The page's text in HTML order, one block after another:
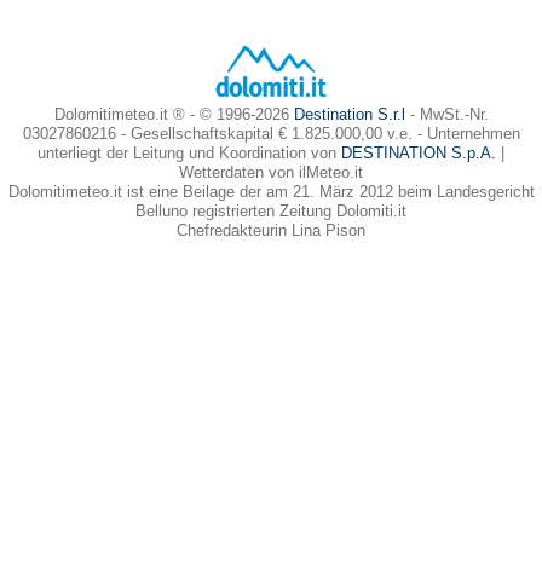
Dolomitimeteo.it ® - © 1996-2026 Destination S.r.l - MwSt.-Nr.
03027860216 - Gesellschaftskapital € 1.825.000,00 v.e. - Unternehmen
unterliegt der Leitung und Koordination von DESTINATION S.p.A.
Wetterdaten von ilMeteo.it
Dolomitimeteo.it ist eine Beilage der am 21. März 2012 beim Landesgericht
Belluno registrierten Zeitung Dolomiti.it
Chefredakteurin Lina Pison